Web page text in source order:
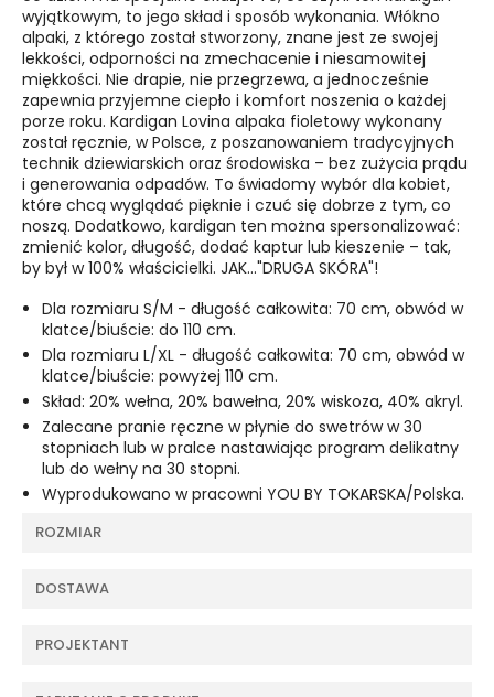
wyjątkowym, to jego skład i sposób wykonania. Włókno
alpaki, z którego został stworzony, znane jest ze swojej
lekkości, odporności na zmechacenie i niesamowitej
miękkości. Nie drapie, nie przegrzewa, a jednocześnie
zapewnia przyjemne ciepło i komfort noszenia o każdej
porze roku. Kardigan Lovina alpaka fioletowy wykonany
został ręcznie, w Polsce, z poszanowaniem tradycyjnych
technik dziewiarskich oraz środowiska – bez zużycia prądu
i generowania odpadów. To świadomy wybór dla kobiet,
które chcą wyglądać pięknie i czuć się dobrze z tym, co
noszą. Dodatkowo, kardigan ten można spersonalizować:
zmienić kolor, długość, dodać kaptur lub kieszenie – tak,
by był w 100% właścicielki. JAK..."DRUGA SKÓRA"!
Dla rozmiaru S/M - długość całkowita: 70 cm, obwód w
klatce/biuście: do 110 cm.
Dla rozmiaru L/XL - długość całkowita: 70 cm, obwód w
klatce/biuście: powyżej 110 cm.
Skład: 20% wełna, 20% bawełna, 20% wiskoza, 40% akryl.
Zalecane pranie ręczne w płynie do swetrów w 30
stopniach lub w pralce nastawiając program delikatny
lub do wełny na 30 stopni.
Wyprodukowano w pracowni YOU BY TOKARSKA/Polska.
ROZMIAR
DOSTAWA
PROJEKTANT